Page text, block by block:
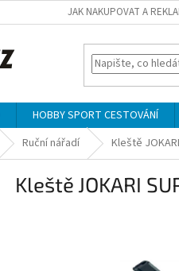
JAK NAKUPOVAT A
HOBBY SPORT CESTOVÁNÍ
Ruční nářadí Kleště
Kleště JOKARI